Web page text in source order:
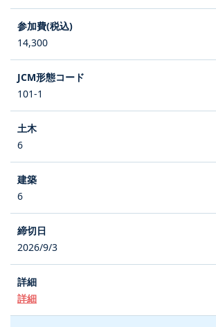
14,300
101-1
6
6
2026/9/3
詳細